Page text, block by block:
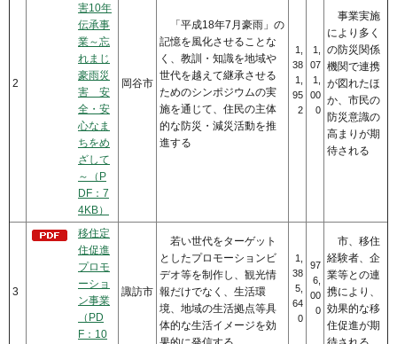
2
害10年
伝承事
業～忘
れまじ
豪雨災
害 安
全・安
心なま
ちをめ
ざして
～（P
DF：7
4KB）
岡谷市
「平成18年7月豪雨」の
記憶を風化させることな
く、教訓・知識を地域や
世代を越えて継承させる
ためのシンポジウムの実
施を通じて、住民の主体
的な防災・減災活動を推
進する
1,
38
1,
95
2
1,
07
1,
00
0
事業実施
により多く
の防災関係
機関で連携
が図れたほ
か、市民の
防災意識の
高まりが期
待される
3
移住定
住促進
プロモ
ーショ
ン事業
（PD
F：10
諏訪市
若い世代をターゲット
としたプロモーションビ
デオ等を制作し、観光情
報だけでなく、生活環
境、地域の生活拠点等具
体的な生活イメージを効
1,
38
5,
64
0
97
6,
00
0
市、移住
経験者、企
業等との連
携により、
効果的な移
住促進が期